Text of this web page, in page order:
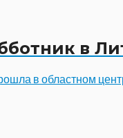
в
в областном